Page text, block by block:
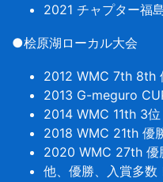
2021 チャプター福
●桧原湖ローカル大会
2012 WMC 7th 8th
2013 G-meguro
2014 WMC 11th 3位
2018 WMC 21th 優
2020 WMC 27th 優
他、優勝、入賞多数